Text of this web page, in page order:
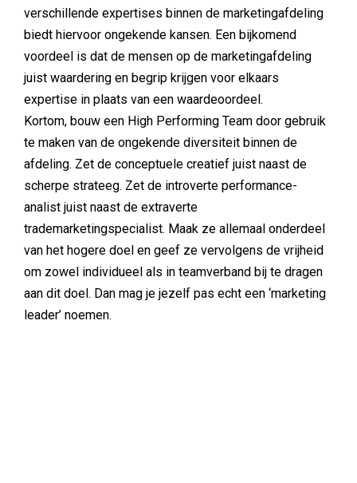
verschillende expertises binnen de marketingafdeling
biedt hiervoor ongekende kansen. Een bijkomend
voordeel is dat de mensen op de marketingafdeling
juist waardering en begrip krijgen voor elkaars
expertise in plaats van een waardeoordeel.
Kortom, bouw een High Performing Team door gebruik
te maken van de ongekende diversiteit binnen de
afdeling. Zet de conceptuele creatief juist naast de
scherpe strateeg. Zet de introverte performance-
analist juist naast de extraverte
trademarketingspecialist. Maak ze allemaal onderdeel
van het hogere doel en geef ze vervolgens de vrijheid
om zowel individueel als in teamverband bij te dragen
aan dit doel. Dan mag je jezelf pas echt een ‘marketing
leader’ noemen.